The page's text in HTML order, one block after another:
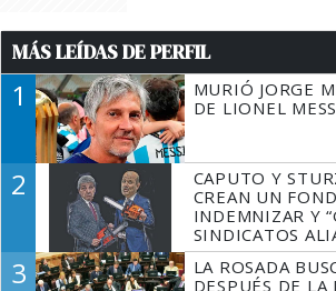
MÁS LEÍDAS DE PERFIL
1
MURIÓ JORGE
DE LIONEL
2
CAPUTO Y
CREAN UN
INDEMNIZAR Y
SINDICATOS
3
LA ROSADA
DESPUÉS DE LA